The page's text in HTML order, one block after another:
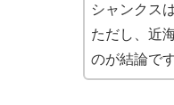
シャンクス
ただし、近
のが結論です